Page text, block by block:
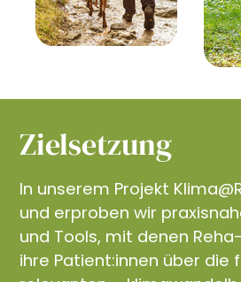
Zielsetzung
In unserem Projekt
und erproben wir
und Tools, mit denen
ihre Patient:innen über die